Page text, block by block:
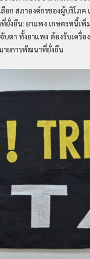
อก สภาองค์กรของผู้บริโภ
ยั่งยืน: ยาแพง เกษตรหนี้
ตา ทั้งยาแพง ต้องรับเครื่
ายการพัฒนาที่ยั่งยืน